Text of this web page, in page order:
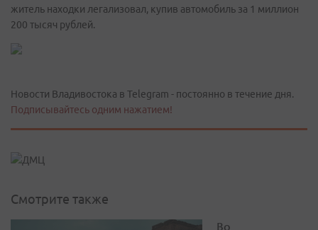
житель находки легализовал, купив автомобиль за 1 миллион
200 тысяч рублей.
Новости Владивостока в Telegram - постоянно в течение дня.
Подписывайтесь одним нажатием!
Смотрите также
Во